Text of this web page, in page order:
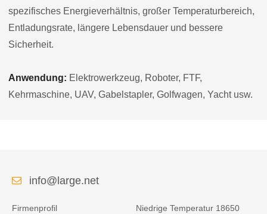
spezifisches Energieverhältnis, großer Temperaturbereich,
Entladungsrate, längere Lebensdauer und bessere
Sicherheit.
Anwendung: Elektrowerkzeug, Roboter, FTF,
Kehrmaschine, UAV, Gabelstapler, Golfwagen, Yacht usw.
info@large.net
Firmenprofil
Niedrige Temperatur 18650